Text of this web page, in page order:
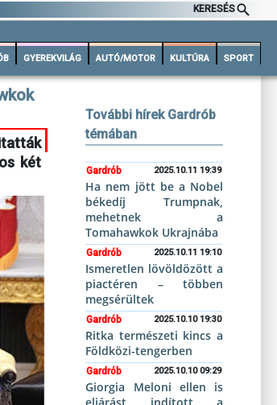
KERESÉS
GYEREKVILÁG AUTÓ/MOTOR KULTÚRA SPORT
két
További hírek Gardrób
témában
Gardrób 2025.10.11 19:39
Ha nem jött be a Nobel
békedíj Trumpnak,
mehetnek a
Tomahawkok Ukrajnába
Gardrób 2025.10.11 19:10
Ismeretlen lövöldözött a
piactéren – többen
megsérültek
Gardrób 2025.10.10 19:30
Ritka természeti kincs a
Földközi-tengerben
Gardrób 2025.10.10 09:29
Giorgia Meloni ellen is